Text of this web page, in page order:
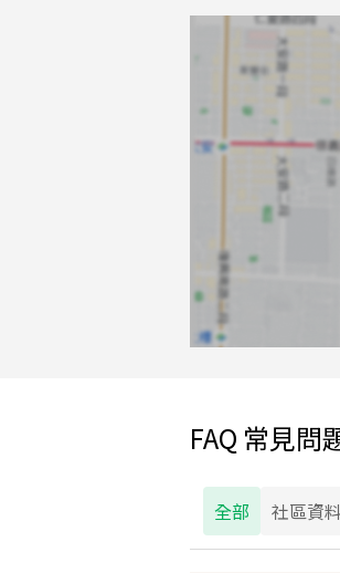
FAQ 常見問
全部 社區資料